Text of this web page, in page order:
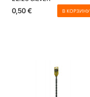
0,50€ В КОРЗИНУ